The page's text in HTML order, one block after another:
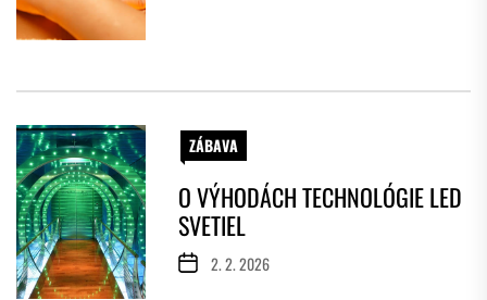
ZÁBAVA
O VÝHODÁCH TECHNOLÓGIE LED
SVETIEL
2. 2. 2026